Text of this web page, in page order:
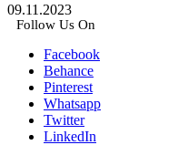
09.11.2023
Follow Us On
Facebook
Behance
Pinterest
Whatsapp
Twitter
LinkedIn